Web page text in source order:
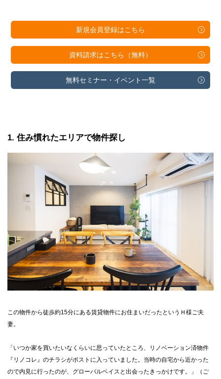
新規会員登録はこちら
資料請求はこちら（無料）
無料セミナー・ イベント一覧
1 住み慣れたエリアで物件探し
この物件から徒歩約15分にある賃貸物件にお住まいだったというＨ様ご夫
妻。
「いつか家を買いたいなくらいに思っていたところ、リノベーション済物件
『リノコレ』のチラシがポストに入っていました。当時の自宅から近かった
ので内見に行ったのが、グローバルベイスと出会ったきっかけです。」（ご